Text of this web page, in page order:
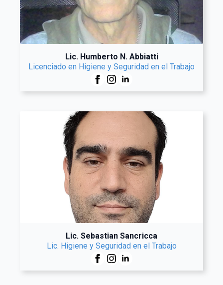
Lic. Humberto N. Abbiatti
Licenciado en Higiene y Seguridad en el Trabajo
Lic. Sebastian Sancricca
Lic. Higiene y Seguridad en el Trabajo